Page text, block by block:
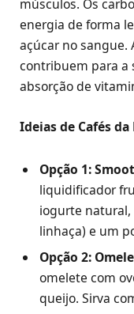
músculos. Os
energia de forma
açúcar no sangue.
contribuem para a
absorção de
Ideias de Cafés
Opção 1:
liquidificador
iogurte natural,
linhaça) e um
Opção 2:
omelete com
queijo. Sirva